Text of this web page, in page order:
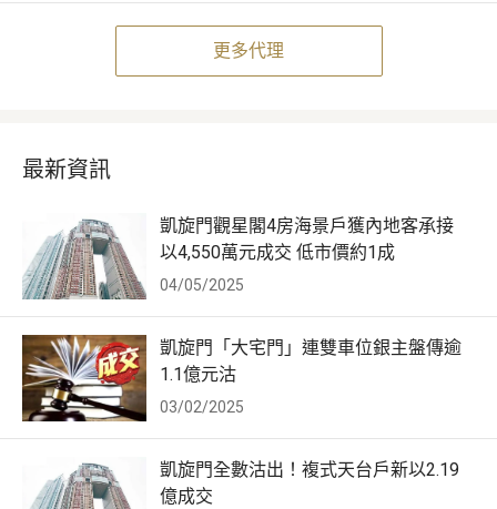
更多代理
最新資訊
凱旋門觀星閣4房海景戶獲內地客承接
以4,550萬元成交 低市價約1成
04/05/2025
凱旋門「大宅門」連雙車位銀主盤傳逾
1.1億元沽
03/02/2025
凱旋門全數沽出！複式天台戶新以2.19
億成交